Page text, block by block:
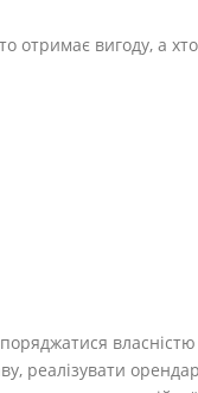
отримає вигоду, а
реалізувати